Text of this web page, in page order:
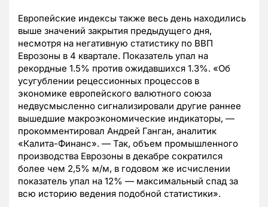
Европейские индексы также весь день находились
выше значений закрытия предыдущего дня,
несмотря на негативную статистику по ВВП
Еврозоны в 4 квартале. Показатель упал на
рекордные 1.5% против ожидавшихся 1.3%. «Об
усугублении рецессионных процессов в
экономике европейского валютного союза
недвусмысленно сигнализировали другие раннее
вышедшие макроэкономические индикаторы, —
прокомментировал Андрей Ганган, аналитик
«Калита-Финанс». — Так, объем промышленного
производства Еврозоны в декабре сократился
более чем 2,5% м/м, в годовом же исчислении
показатель упал на 12% — максимальный спад за
всю историю ведения подобной статистики».